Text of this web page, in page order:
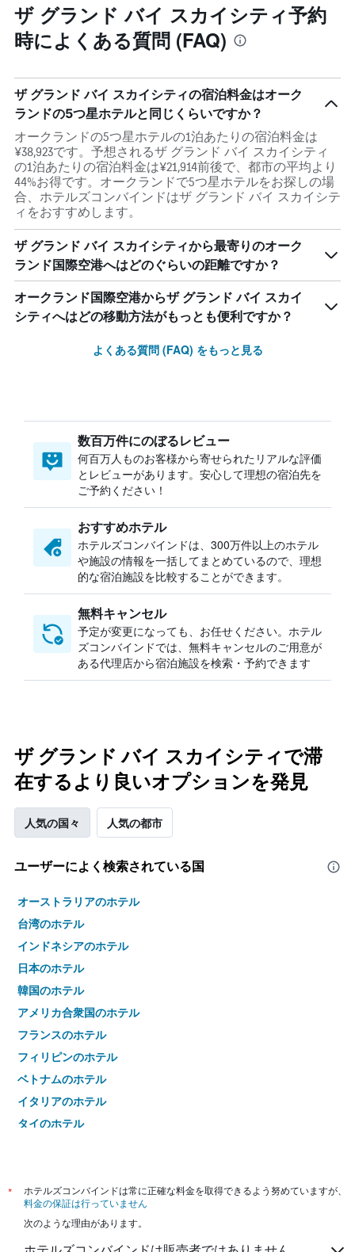
ザ グランド バイ スカイシティ予約
時によくある質問 (FAQ)
ザ グランド バイ スカイシティの宿泊料金はオーク
ランドの5つ星ホテルと同じくらいですか？
オークランドの5つ星ホテルの1泊あたりの宿泊料金は
¥38,923です。予想されるザ グランド バイ スカイシティ
の1泊あたりの宿泊料金は¥21,914前後で、都市の平均より
44%お得です。オークランドで5つ星ホテルをお探しの場
合、ホテルズコンバインドはザ グランド バイ スカイシテ
ィをおすすめします。
ザ グランド バイ スカイシティから最寄りのオーク
ランド国際空港へはどのぐらいの距離ですか？
オークランド国際空港からザ グランド バイ スカイ
シティへはどの移動方法がもっとも便利ですか？
よくある質問 (FAQ) をもっと見る
数百万件にのぼるレビュー
何百万人ものお客様から寄せられたリアルな評価
とレビューがあります。安心して理想の宿泊先を
ご予約ください！
おすすめホテル
ホテルズコンバインドは、300万件以上のホテル
や施設の情報を一括してまとめているので、理想
的な宿泊施設を比較することができます。
無料キャンセル
予定が変更になっても、お任せください。ホテル
ズコンバインドでは、無料キャンセルのご用意が
ある代理店から宿泊施設を検索・予約できます
ザ グランド バイ スカイシティで滞
在するより良いオプションを発見
人気の国々 人気の都市
ユーザーによく検索されている国
オーストラリアのホテル
台湾のホテル
インドネシアのホテル
日本のホテル
韓国のホテル
アメリカ合衆国のホテル
フランスのホテル
フィリピンのホテル
ベトナムのホテル
イタリアのホテル
タイのホテル
*
ホテルズコンバインドは常に正確な料金を取得できるよう努めていますが、
料金の保証は行っていません
次のような理由があります。